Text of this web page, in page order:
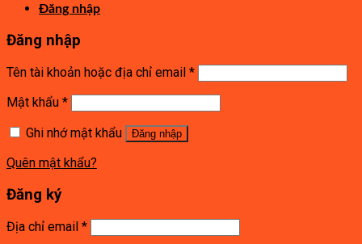
Đăng nhập
Đăng nhập
Tên tài khoản hoặc địa chỉ email *
Mật khẩu *
Ghi nhớ mật khẩu
Đăng nhập
Quên mật khẩu?
Đăng ký
Địa chỉ email *